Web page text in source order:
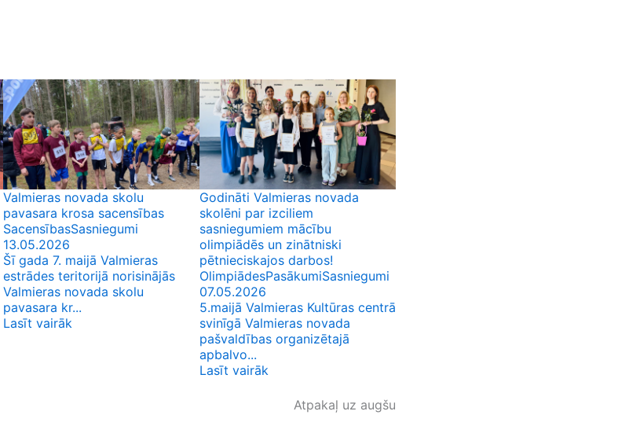
Valmieras novada skolu
pavasara krosa sacensības
SacensībasSasniegumi
13.05.2026
Šī gada 7. maijā Valmieras
estrādes teritorijā norisinājās
Valmieras novada skolu
pavasara kr...
Lasīt vairāk
Godināti Valmieras novada
skolēni par izciliem
sasniegumiem mācību
olimpiādēs un zinātniski
pētnieciskajos darbos!
OlimpiādesPasākumiSasniegumi
07.05.2026
5.maijā Valmieras Kultūras centrā
svinīgā Valmieras novada
pašvaldības organizētajā
apbalvo...
Lasīt vairāk
Atpakaļ uz augšu